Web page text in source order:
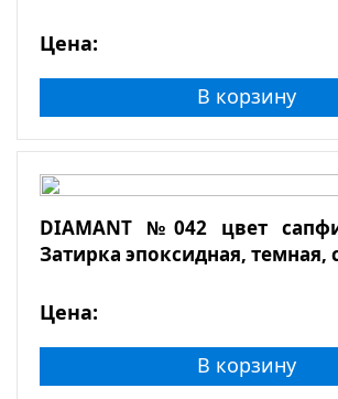
Цена:
В корзину
DIAMANT №042 цвет
Затирка эпоксидная, темная,
Цена:
В корзину